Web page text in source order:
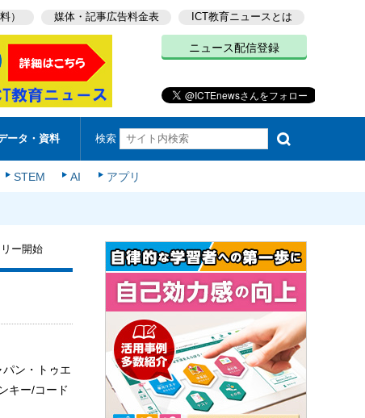
） 媒体・記事広告料金表 ICT教育ニュースとは
ニュース配信登録
ータ・資料 検索
STEM AI アプリ
ー開始
ン・トゥエ
キー/コード